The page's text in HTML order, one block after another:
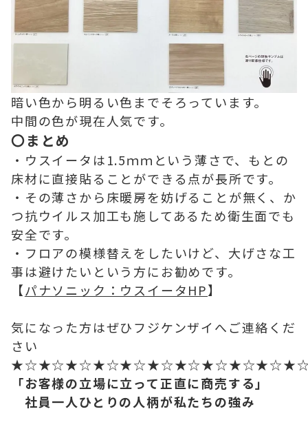
暗い色から明るい色までそろっています。
中間の色が現在人気です。
〇まとめ
・ウスイータは1.5ｍｍという薄さで、もとの
床材に直接貼ることができる点が長所です。
・その薄さから床暖房を妨げることが無く、か
つ抗ウイルス加工も施してあるため衛生面でも
安全です。
・フロアの模様替えをしたいけど、大げさな工
事は避けたいという方にお勧めです。
【パナソニック：ウスイータHP】
気になった方はぜひフジケンザイへご連絡くだ
さい
「お客様の立場に立って正直に商売する」
社員一人ひとりの人柄が私たちの強み